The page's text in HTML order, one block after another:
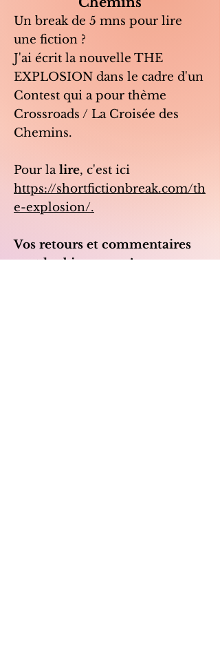
Un break de 5 mns pour lire
une fiction ?
J'ai écrit la nouvelle THE
EXPLOSION dans le cadre d'un
Contest qui a pour thème
Crossroads / La Croisée des
Chemins.
Pour lalire, c'est ici
https://shortfictionbreak.com/th
e-explosion/.
Vos retours et commentaires
sont les bienvenus !